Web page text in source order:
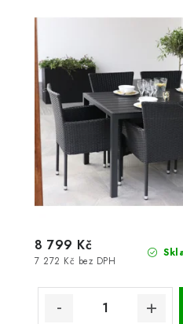
7 272 Kč bez DPH
8 799 Kč